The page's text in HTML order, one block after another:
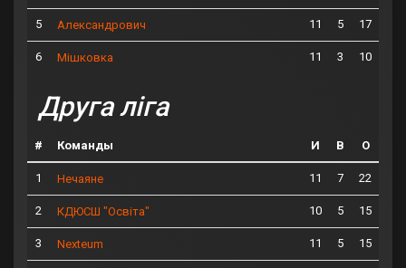
5 Александрович 11 5 17
6 Мішковка 11 3 10
Друга ліга
# Команды И В О
1 Нечаяне 11 7 22
2 КДЮСШ "Освіта" 10 5 15
3 Nexteum 11 5 15